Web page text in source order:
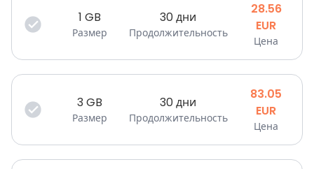
1 GB
Размер
30 дни
Продолжительность
28.56
EUR
Цена
3GB
Размер
30 дни
Продолжительность
83.05
EUR
Цена